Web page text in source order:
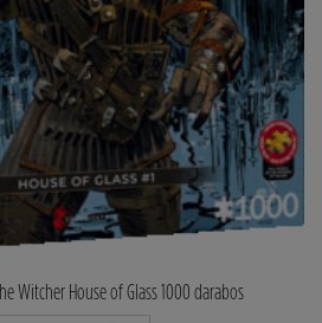
Witcher House of Glass 1000 darabos